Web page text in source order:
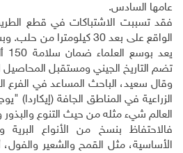
عامها السادس.
فقد تسببت الاشتباكات في قطع
الواقع على بعد 30 كيلومترا
تضم التاريخ الجيني ومستقبل المحاصيل
وقال سعيد، الباحث المساعد في الفرع
الزراعية في المناطق الجافة (إيكاردا)
العالم شيء مثله من حيث التنوع
فالاحتفاظ بنسخ من الأنواع
الأساسية، مثل القمح والشعير والفول،